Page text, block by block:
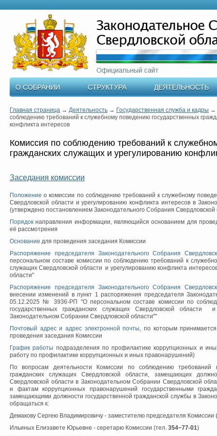
О СОБРАНИИ СТРУКТУРА ДЕЯТЕЛЬНОСТЬ
Главная страница → Деятельность → Государственная служба и кадры →
соблюдению требований к служебному поведению государственных
конфликта интересов
Комиссия по соблюдению требований к
гражданских служащих и урегулированию
Заседания комиссии
Положение о комиссии по соблюдению требований к служебному
Свердловской области и урегулированию конфликта интересов в
(утверждено постановлением Законодательного Собрания
Порядок направления информации, являющийся основанием для
её рассмотрения
Основание для проведения заседания Комиссии
Распоряжение председателя Законодательного Собрания
персональном составе комиссии по соблюдению требований к
служащих Свердловской области и урегулированию конфликта
области"
Распоряжение председателя Законодательного Собрания
внесении изменений в пункт 1 распоряжения председателя
05.12.2025 № 3936-РП "О персональном составе комиссии по
государственных гражданских служащих Свердловской области
Законодательном Собрании Свердловской области""
Почтовый адрес и адрес электронной почты, по которым
проведения заседания Комиссии
График работы подразделения по профилактике коррупционных и
работу по профилактике коррупционных и иных правонарушений)
По вопросам деятельности Комиссии по соблюдению требований
гражданских служащих Свердловской области, замещающих
Свердловской области в Законодательном Собрании Свердловской
и фактам коррупционных правонарушений государственными
замещающими должности государственной гражданской службы в
обращаться к:
Демакову Сергею Владимировичу - заместителю председателя Комиссии
Ильиных Елизавете Юрьевне - серетарю Комиссии (тел. 354−77-01)